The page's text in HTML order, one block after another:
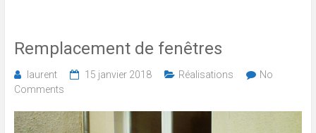
Remplacement de fenêtres
laurent 15 janvier 2018 Réalisations
No
Comments